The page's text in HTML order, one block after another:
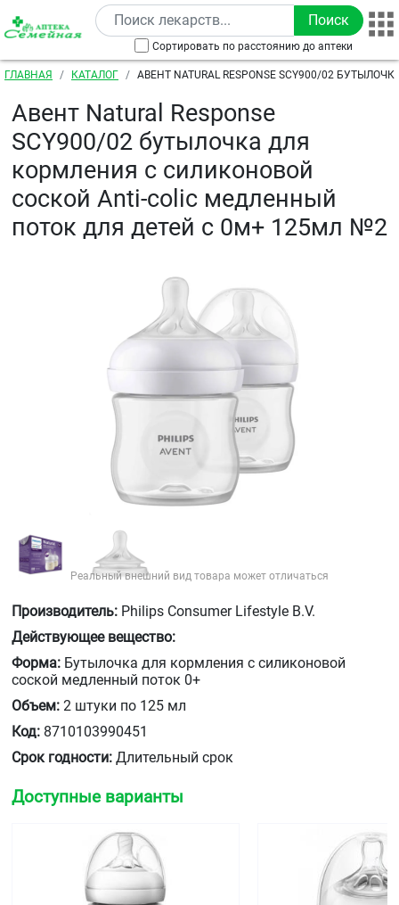
Перейти к основному содержанию
Сортировать по расстоянию до аптеки
Строка навигации
ГЛАВНАЯ КАТАЛОГ
АВЕНТ NATURAL RESPONSE SCY900/02
0М+ 125МЛ №2
Авент Natural Response
SCY900/02 бутылочка для
кормления с силиконовой
соской Anti-colic медленный
поток для детей с 0м+ 125мл №2
Реальный внешний вид товара может отличаться
Производитель: Philips Consumer Lifestyle B.V.
Действующее вещество:
Форма: Бутылочка для кормления с силиконовой
соской медленный поток 0+
Объем: 2 штуки по 125 мл
Код: 8710103990451
Срок годности: Длительный срок
Доступные варианты